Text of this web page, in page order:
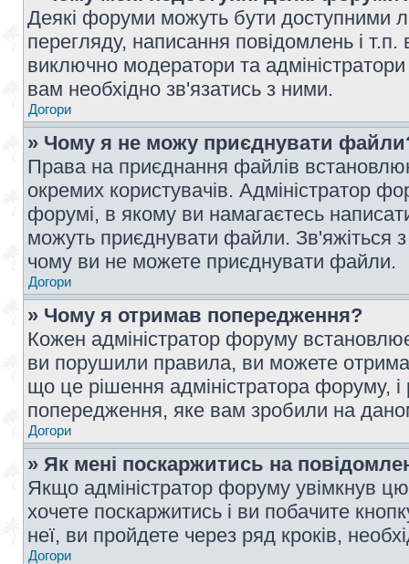
Деякі форуми можуть бути доступними
перегляду, написання повідомлень і
виключно модератори та
вам необхідно зв'язатись з ними.
Догори
» Чому я не можу приєднувати
Права на приєднання файлів
окремих користувачів. Адміністратор
форумі, в якому ви намагаєтесь
можуть приєднувати файли. Зв'яжіться
чому ви не можете приєднувати файли.
Догори
» Чому я отримав попередження?
Кожен адміністратор форуму
ви порушили правила, ви можете
що це рішення адміністратора форуму,
попередження, яке вам зробили на
Догори
» Як мені поскаржитись на
Якщо адміністратор форуму увімкнув
хочете поскаржитись і ви побачите
неї, ви пройдете через ряд кроків,
Догори